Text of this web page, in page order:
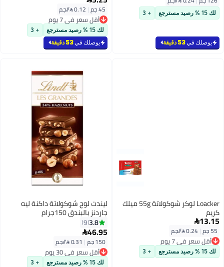
لك 15 % رصيد مسترجع + 3
يوصلك في53 دقيقة
45 جم |
أقل سعر في 7 يوم
أقل سعر في 7 يوملك 15 % رصيد مسترجع + 3
يوصلك في53 دقيقة
Loacker لوكر شوكولاتة 55g ميلك
كريم
13.15
55 جم |
أقل سعر في 7 يوم
أقل سعر في 7 يوملك 15 % رصيد مسترجع + 3
ليندت لوح شوكولاتة داكنة ليه
جاردنز بالبندق 150جرام
3.8
9
46.95
150 جم |
أقل سعر في 30 يوم
أقل سعر في 30 يوملك 15 % رصيد مسترجع + 3